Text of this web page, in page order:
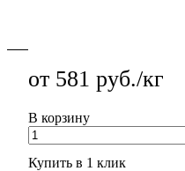
от 581 руб./кг
В корзину
Купить в 1 клик